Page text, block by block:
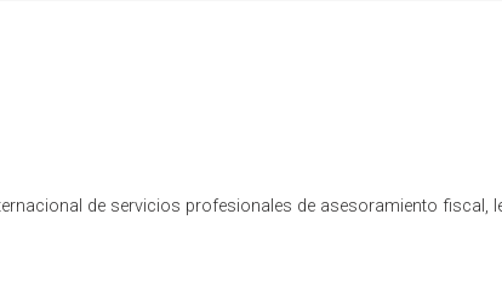
de servicios profesionales de asesoramiento